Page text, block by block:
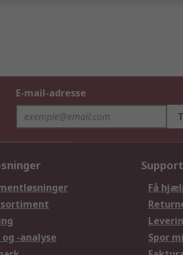
E-mail-adresse
-analyse
Support
Få
Spor